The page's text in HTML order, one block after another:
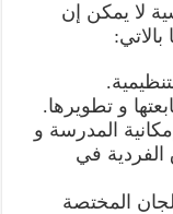
لا يمكن إن
المدرسة و
الفردية في
المختصة